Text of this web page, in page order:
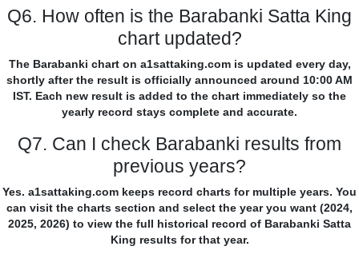
Q6. How often is the Barabanki Satta King
chart updated?
The Barabanki chart on a1sattaking.com is updated every day,
shortly after the result is officially announced around 10:00 AM
IST. Each new result is added to the chart immediately so the
yearly record stays complete and accurate.
Q7. Can I check Barabanki results from
previous years?
Yes. a1sattaking.com keeps record charts for multiple years. You
can visit the charts section and select the year you want (2024,
2025, 2026) to view the full historical record of Barabanki Satta
King results for that year.